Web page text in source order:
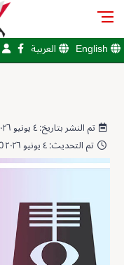
English العربية
تم النشر بتاريخ: ٤ يونيو ٢٠٢٦ 17:39:24
تم التحديث: ٤ يونيو ٢٠٢٦ 17:46:00